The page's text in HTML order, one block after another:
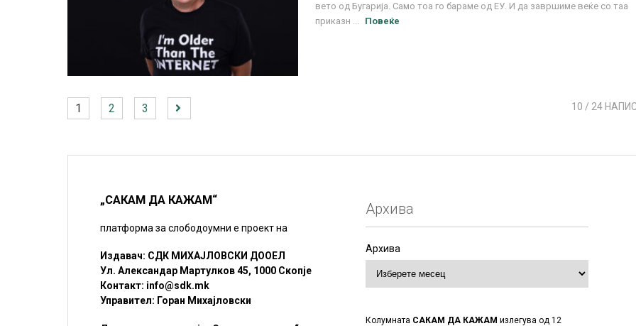
вето од Бугарија. Само тоа го бараме од ЕУ. И да завршиме веќе со таа
приказн ...
Повеќе
1 2 3 10 / 24
„САКАМ ДА КАЖАМ“
платформа за слободоумни е проект на
Издавач: СДК МИХАЈЛОВСКИ ДООЕЛ
Ул. Александар Мартулков 45, 1000 Скопје
Контакт: info@sdk.mk
Управител: Горан Михајловски
Архива
Архива
Колумната САКАМ ДА КАЖАМ излегува од 12